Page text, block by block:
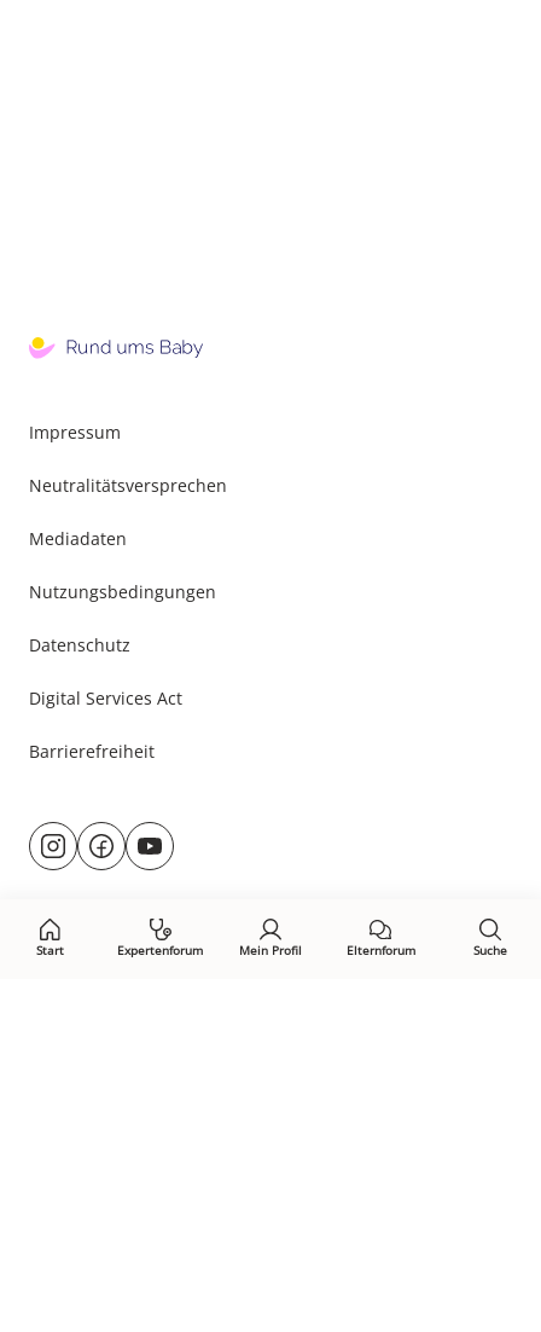
Start Expertenforum Mein Profil Elternforum Suche
Impressum
Neutralitätsversprechen
Mediadaten
Nutzungsbedingungen
Datenschutz
Digital Services Act
Barrierefreiheit
Besuche
uns@rund.ums.baby
facebook.com/rundumsbaby.de
youtube.com/@rundumsbaby_